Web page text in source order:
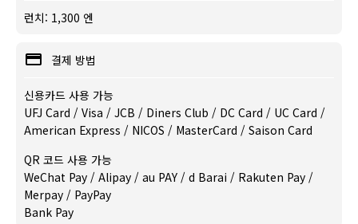
런치: 1,300 엔
결제 방법
신용카드 사용 가능
UFJ Card / Visa / JCB / Diners Club / DC Card / UC Card /
American Express / NICOS / MasterCard / Saison Card
QR 코드 사용 가능
WeChat Pay / Alipay / au PAY / d Barai / Rakuten Pay /
Merpay / PayPay
Bank Pay